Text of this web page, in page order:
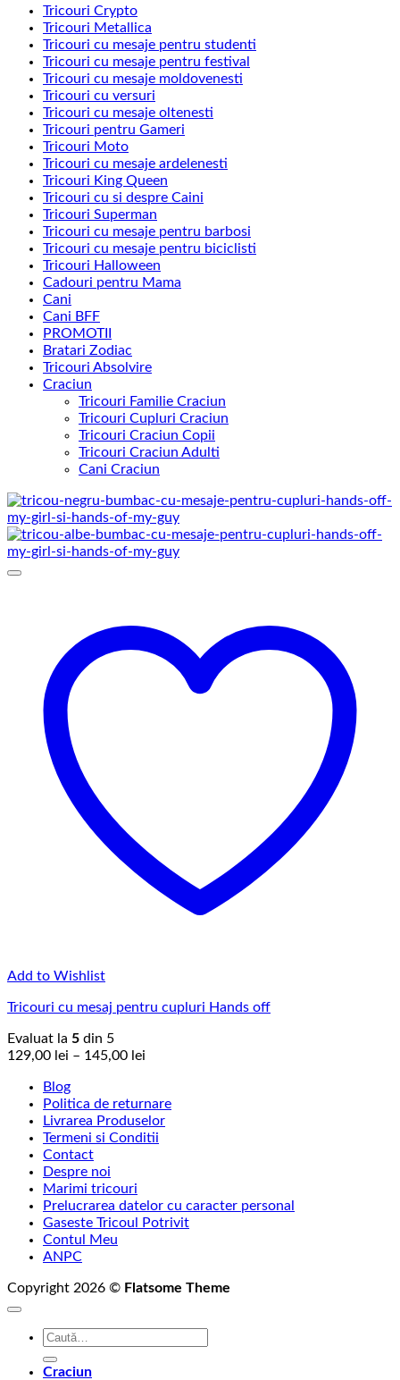
Tricouri Crypto
Tricouri Metallica
Tricouri cu mesaje pentru studenti
Tricouri cu mesaje pentru festival
Tricouri cu mesaje moldovenesti
Tricouri cu versuri
Tricouri cu mesaje oltenesti
Tricouri pentru Gameri
Tricouri Moto
Tricouri cu mesaje ardelenesti
Tricouri King Queen
Tricouri cu si despre Caini
Tricouri Superman
Tricouri cu mesaje pentru barbosi
Tricouri cu mesaje pentru biciclisti
Tricouri Halloween
Cadouri pentru Mama
Cani
Cani BFF
PROMOTII
Bratari Zodiac
Tricouri Absolvire
Craciun
Tricouri Familie Craciun
Tricouri Cupluri Craciun
Tricouri Craciun Copii
Tricouri Craciun Adulti
Cani Craciun
Add to Wishlist
Tricouri cu mesaj pentru cupluri Hands off
Evaluat la 5 din 5
129,00 lei – 145,00 lei
129,00 lei
până
la
Blog
Politica de returnare
Livrarea Produselor
Termeni si Conditii
Contact
Despre noi
Marimi tricouri
Prelucrarea datelor cu caracter personal
Gaseste Tricoul Potrivit
Contul Meu
ANPC
Copyright 2026 © Flatsome Theme
Caută
Craciun